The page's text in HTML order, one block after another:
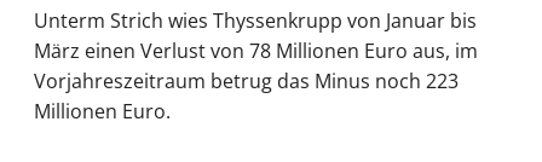
Unterm Strich wies Thyssenkrupp von Januar bis
März einen Verlust von 78 Millionen Euro aus, im
Vorjahreszeitraum betrug das Minus noch 223
Millionen Euro.